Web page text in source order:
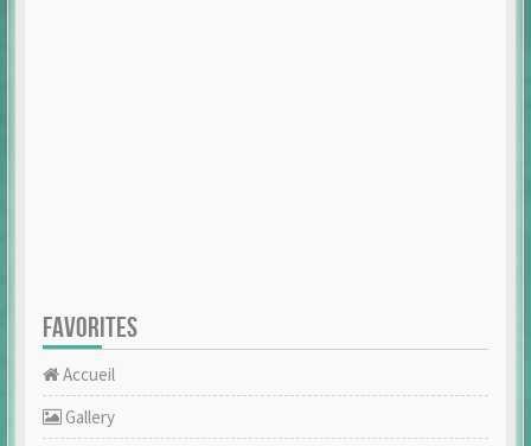
FAVORITES
Accueil
Gallery